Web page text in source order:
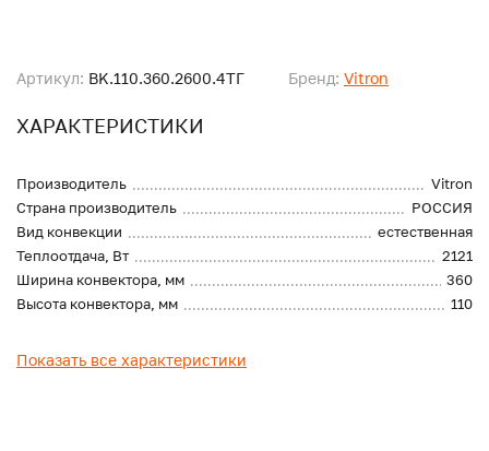
Артикул: BK.110.360.2600.4ТГ Бренд: Vitron
ХАРАКТЕРИСТИКИ
Производитель
Vitron
Страна производитель
РОССИЯ
Вид конвекции
естественная
Теплоотдача, Вт
2121
Ширина конвектора, мм
360
Высота конвектора, мм
110
Показать все характеристики